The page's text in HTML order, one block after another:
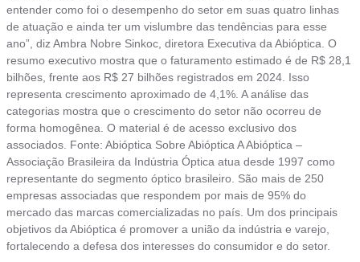
entender como foi o desempenho do setor em suas quatro linhas
de atuação e ainda ter um vislumbre das tendências para esse
ano”, diz Ambra Nobre Sinkoc, diretora Executiva da Abióptica. O
resumo executivo mostra que o faturamento estimado é de R$ 28,1
bilhões, frente aos R$ 27 bilhões registrados em 2024. Isso
representa crescimento aproximado de 4,1%. A análise das
categorias mostra que o crescimento do setor não ocorreu de
forma homogênea. O material é de acesso exclusivo dos
associados. Fonte: Abióptica Sobre Abióptica A Abióptica –
Associação Brasileira da Indústria Óptica atua desde 1997 como
representante do segmento óptico brasileiro. São mais de 250
empresas associadas que respondem por mais de 95% do
mercado das marcas comercializadas no país. Um dos principais
objetivos da Abióptica é promover a união da indústria e varejo,
fortalecendo a defesa dos interesses do consumidor e do setor.